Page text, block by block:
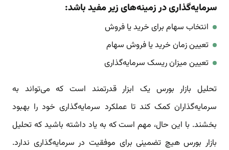
سرمایه‌گذاری در زمینه‌های زیر مفید باشد:
انتخاب سهام برای خرید یا فروش
تعیین زمان خرید یا فروش سهام
تعیین میزان ریسک سرمایه‌گذاری
تحلیل بازار بورس یک ابزار قدرتمند است که می‌تواند به
سرمایه‌گذاران کمک کند تا عملکرد سرمایه‌گذاری خود را بهبود
بخشند. با این حال، مهم است که به یاد داشته باشید که تحلیل
بازار بورس هیچ تضمینی برای موفقیت در سرمایه‌گذاری ندارد.